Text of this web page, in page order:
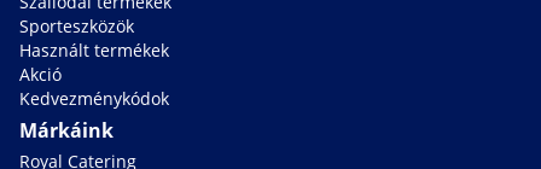
Sporteszközök
Használt termékek
Akció
Kedvezménykódok
Márkáink
Royal Catering